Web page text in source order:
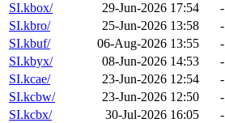
SI.kbox/
29-Jun-2026 17:54
-
SI.kbro/
25-Jun-2026 13:58
-
SI.kbuf/
06-Aug-2026 13:55
-
SI.kbyx/
08-Jun-2026 14:53
-
SI.kcae/
23-Jun-2026 12:54
-
SI.kcbw/
23-Jun-2026 12:50
-
SI.kcbx/
30-Jul-2026 16:05
-